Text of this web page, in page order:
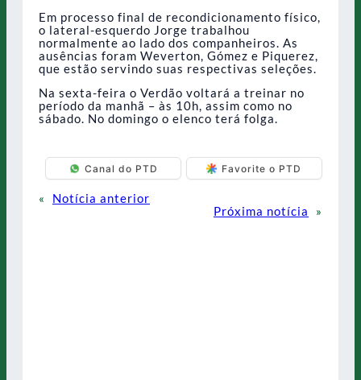
Em processo final de recondicionamento físico,
o lateral-esquerdo Jorge trabalhou
normalmente ao lado dos companheiros. As
ausências foram Weverton, Gómez e Piquerez,
que estão servindo suas respectivas seleções.
Na sexta-feira o Verdão voltará a treinar no
período da manhã – às 10h, assim como no
sábado. No domingo o elenco terá folga.
Canal do PTD Favorite o PTD
«
Notícia anterior
Próxima notícia
»